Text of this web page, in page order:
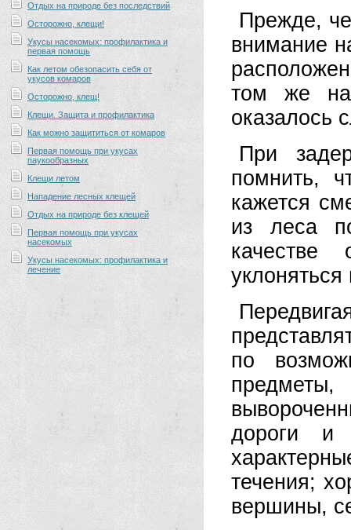
Отдых на природе без последствий
Осторожно, клещи!
Укусы насекомых: профилактика и
первая помощь
Как летом обезопасить себя от
укусов комаров
Осторожно, клещ!
Клещи. Защита и профилактика
Как можно защититься от комаров
Первая помощь при укусах
паукообразных
Клещи летом
Нападение лесных клещей
Отдых на природе без клещей
Первая помощь при укусах
насекомых
Укусы насекомых: профилактика и
лечение
Прежде,
внимание
том же
оказалось
При
помнить,
кажется
из леса
качестве
по
предметы,
дороги и
течения;
вершины,